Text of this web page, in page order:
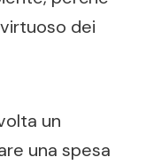
dei
un
una spesa